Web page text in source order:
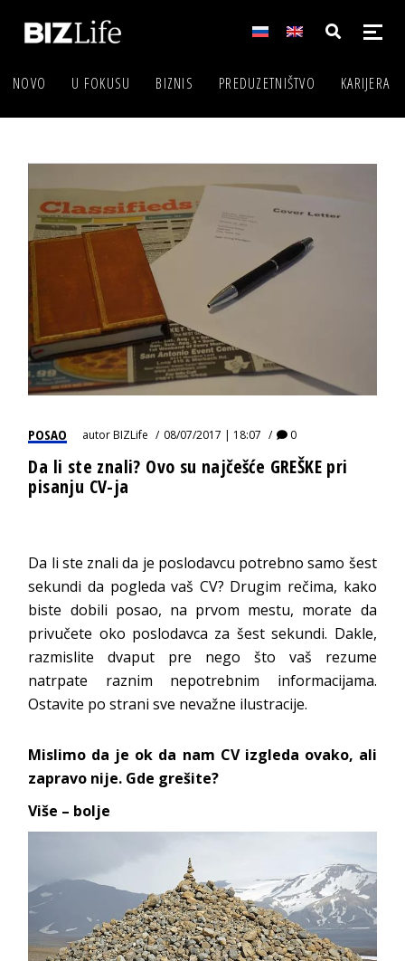
NOVO U FOKUSU BIZNIS PREDUZETNIŠTVO KARIJERA
POSAO autorBIZLife 08/07/2017 | 18:07 0
Da li ste znali? Ovo su najčešće GREŠKE pri
pisanju CV-ja
Da li ste znali da je poslodavcu potrebno samo šest
sekundi da pogleda vaš CV? Drugim rečima, kako
biste dobili posao, na prvom mestu, morate da
privučete oko poslodavca za šest sekundi. Dakle,
razmislite dvaput pre nego što vaš rezume
natrpate raznim nepotrebnim informacijama.
Ostavite po strani sve nevažne ilustracije.
Mislimo da je ok da nam CV izgleda ovako, ali
zapravo nije. Gde grešite?
Više – bolje